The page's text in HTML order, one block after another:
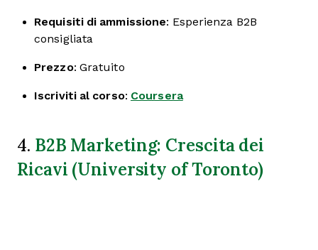
Requisiti di ammissione: Esperienza B2B
consigliata
Prezzo: Gratuito
Iscriviti al corso: Coursera
4. B2B Marketing: Crescita dei
Ricavi (University of Toronto)